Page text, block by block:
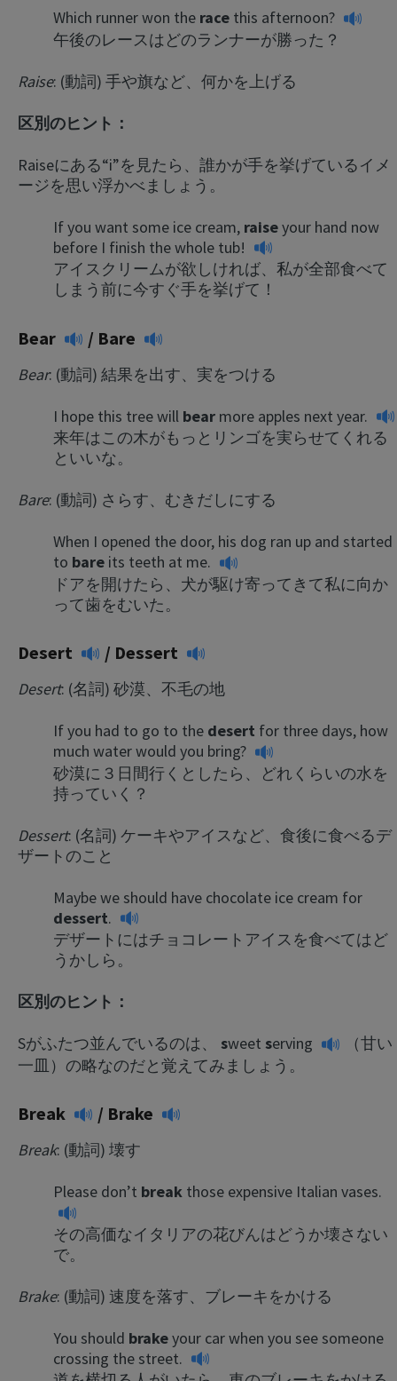
Which runner won the race this afternoon?
午後のレースはどのランナーが勝った？
Raise: (動詞) 手や旗など、何かを上げる
区別のヒント：
Raiseにある“i”を見たら、誰かが手を挙げているイメ
ージを思い浮かべましょう。
If you want some ice cream, raiseyour hand now
before I finish the whole tub!
アイスクリームが欲しければ、私が全部食べて
しまう前に今すぐ手を挙げて！
Bear / Bare
Bear: (動詞) 結果を出す、実をつける
I hope this tree will bear more apples next year.
来年はこの木がもっとリンゴを実らせてくれる
といいな。
Bare: (動詞) さらす、むきだしにする
When I opened the door, his dog ran up and started
to bare its teeth at me.
ドアを開けたら、犬が駆け寄ってきて私に向か
って歯をむいた。
Desert / Dessert
Desert: (名詞) 砂漠、不毛の地
If you had to go to the desert for three days, how
much water would you bring?
砂漠に３日間行くとしたら、どれくらいの水を
持っていく？
Dessert: (名詞) ケーキやアイスなど、食後に食べるデ
ザートのこと
Maybe we should have chocolate ice cream for
dessert.
デザートにはチョコレートアイスを食べてはど
うかしら。
区別のヒント：
Sがふたつ並んでいるのは、 sweet serving
（甘い
一皿）の略なのだと覚えてみましょう。
Break / Brake
Break: (動詞) 壊す
Please don’t break those expensive Italian vases.
その高価なイタリアの花びんはどうか壊さない
で。
Brake: (動詞) 速度を落す、ブレーキをかける
You should brakeyour car when you see someone
crossing the street.